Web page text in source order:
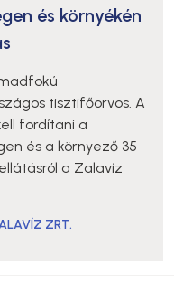
és környékén
tisztifőorvos. A
fordítani a
és a környező 35
a Zalavíz
ZRT.